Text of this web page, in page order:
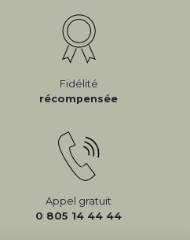
Fidélité
récompensée
Appel gratuit
0 805 14 44 44